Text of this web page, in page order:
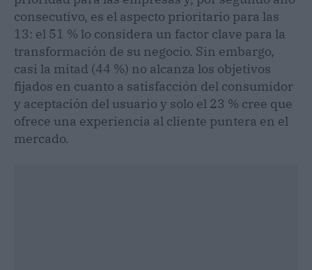
consecutivo, es el aspecto prioritario para las
13: el 51 % lo considera un factor clave para la
transformación de su negocio. Sin embargo,
casi la mitad (44 %) no alcanza los objetivos
fijados en cuanto a satisfacción del consumidor
y aceptación del usuario y solo el 23 % cree que
ofrece una experiencia al cliente puntera en el
mercado.